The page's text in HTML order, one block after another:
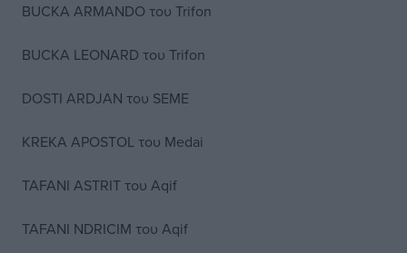
BUCKA ARMANDO του Trifon
BUCKA LEONARD του Trifon
DOSTI ARDJAN του SEME
KREKA APOSTOL του Medai
TAFANI ASTRIT του Aqif
TAFANI NDRICIM του Αqif